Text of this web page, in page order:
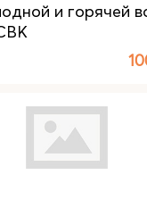
и горячей